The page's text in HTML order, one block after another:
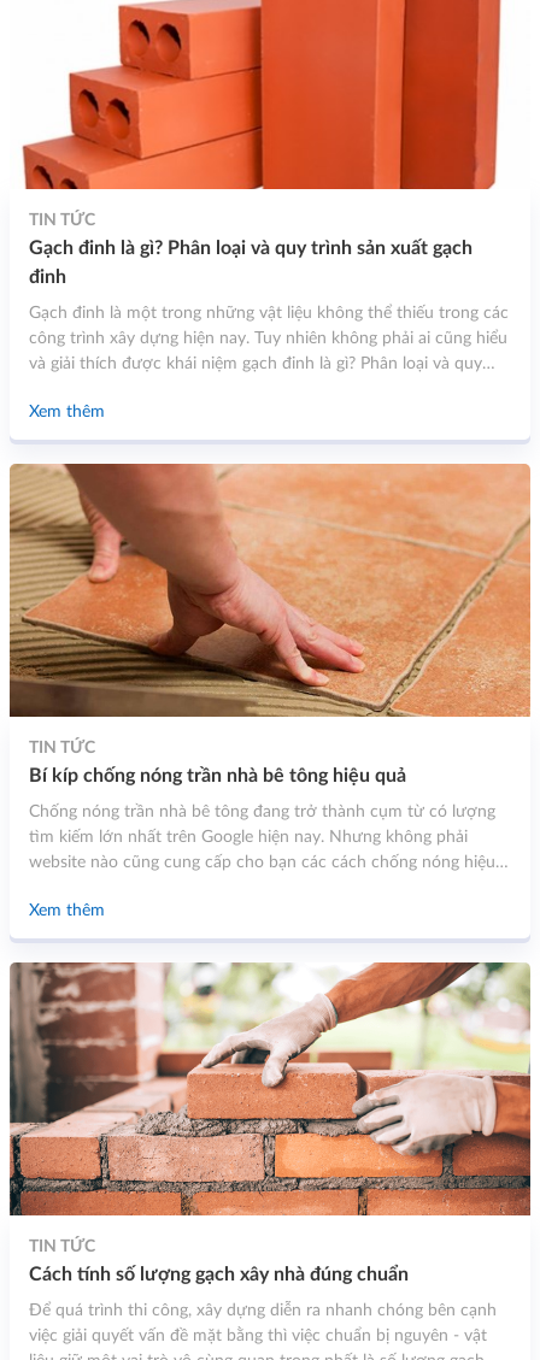
TIN TỨC
Gạch đinh là gì? Phân loại và quy trình sản xuất gạch
đinh
Gạch đinh là một trong những vật liệu không thể thiếu trong các
công trình xây dựng hiện nay. Tuy nhiên không phải ai cũng hiểu
và giải thích được khái niệm gạch đinh là gì? Phân loại và quy
tiết trong bài viết dưới đây của Bình Tùng Stone.
Xem thêm
TIN TỨC
Bí kíp chống nóng trần nhà bê tông hiệu quả
Chống nóng trần nhà bê tông đang trở thành cụm từ có lượng
tìm kiếm lớn nhất trên Google hiện nay. Nhưng không phải
website nào cũng cung cấp cho bạn các cách chống nóng hiệu
Stone sẽ sẽ đem tới cho bạn một số cách mà bạn nên lựa chọn
trong mùa hè nóng bức này.
Xem thêm
TIN TỨC
Cách tính số lượng gạch xây nhà đúng chuẩn
Để quá trình thi công, xây dựng diễn ra nhanh chóng bên cạnh
việc giải quyết vấn đề mặt bằng thì việc chuẩn bị nguyên - vật